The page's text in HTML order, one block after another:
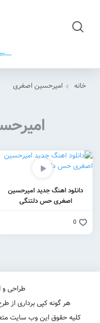
خانه امیرحسین اصغری
دانلود اهنگ جدید امیرحسین
اصغری حس دلتنگی
0
طراحی و
هر گونه کپی برداری از
کلیه حقوق این وب سایت